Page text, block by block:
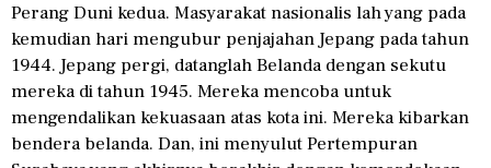
Perang Duni kedua. Masyarakat nasionalis lah yang pada
kemudian hari mengubur penjajahan Jepang pada tahun
1944. Jepang pergi, datanglah Belanda dengan sekutu
mereka di tahun 1945. Mereka mencoba untuk
mengendalikan kekuasaan atas kota ini. Mereka kibarkan
bendera belanda. Dan, ini menyulut Pertempuran